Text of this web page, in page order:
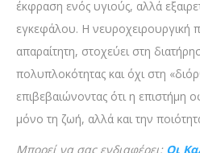
έκφραση ενός υγιούς, αλλά
εγκεφάλου. Η νευροχειρουργική
απαραίτητη, στοχεύει στη
πολυπλοκότητας και όχι στη
επιβεβαιώνοντας ότι η επιστήμη
μόνο τη ζωή, αλλά και την
Μπορεί να σας ενδιαφέρει: Οι